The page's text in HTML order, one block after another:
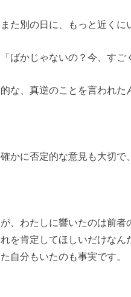
また別の日に、もっと近くに
「ばかじゃないの？今、す
的な、真逆のことを言われた
確かに否定的な意見も大切で
が、わたしに響いたのは前
れを肯定してほしいだけな
た自分もいたのも事実です。